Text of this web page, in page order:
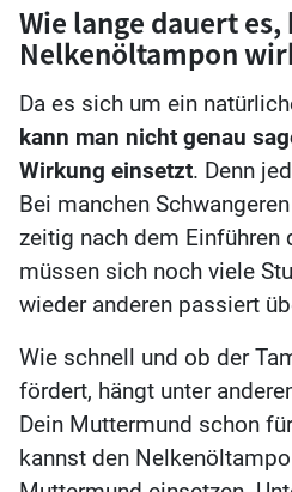
Wie lange dauert es,
Nelkenöltampon
Da es sich um ein
kann man nicht genau
Wirkung einsetzt. Denn
Bei manchen
zeitig nach dem Einführen
müssen sich noch viele
wieder anderen passiert
Wie schnell und ob der
fördert, hängt unter
Dein Muttermund schon
kannst den